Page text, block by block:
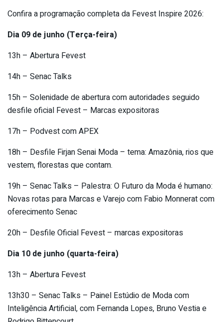
Confira a programação completa da Fevest Inspire 2026:
Dia 09 de junho (Terça-feira)
13h – Abertura Fevest
14h – Senac Talks
15h – Solenidade de abertura com autoridades seguido
desfile oficial Fevest – Marcas expositoras
17h – Podvest com APEX
18h – Desfile Firjan Senai Moda – tema: Amazônia, rios que
vestem, florestas que contam.
19h – Senac Talks – Palestra: O Futuro da Moda é humano:
Novas rotas para Marcas e Varejo com Fabio Monnerat com
oferecimento Senac
20h – Desfile Oficial Fevest – marcas expositoras
Dia 10 de junho (quarta-feira)
13h – Abertura Fevest
13h30 – Senac Talks – Painel Estúdio de Moda com
Inteligência Artificial, com Fernanda Lopes, Bruno Vestia e